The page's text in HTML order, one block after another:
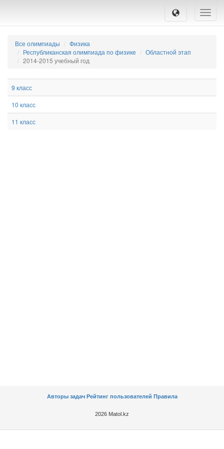
Toggle
Все олимпиады
Физика
Республиканская олимпиада по физике
Областной этап
2014-2015 учебный год
9 класс
10 класс
11 класс
Авторы задач Рейтинг пользователей Правила
2026 Matol.kz